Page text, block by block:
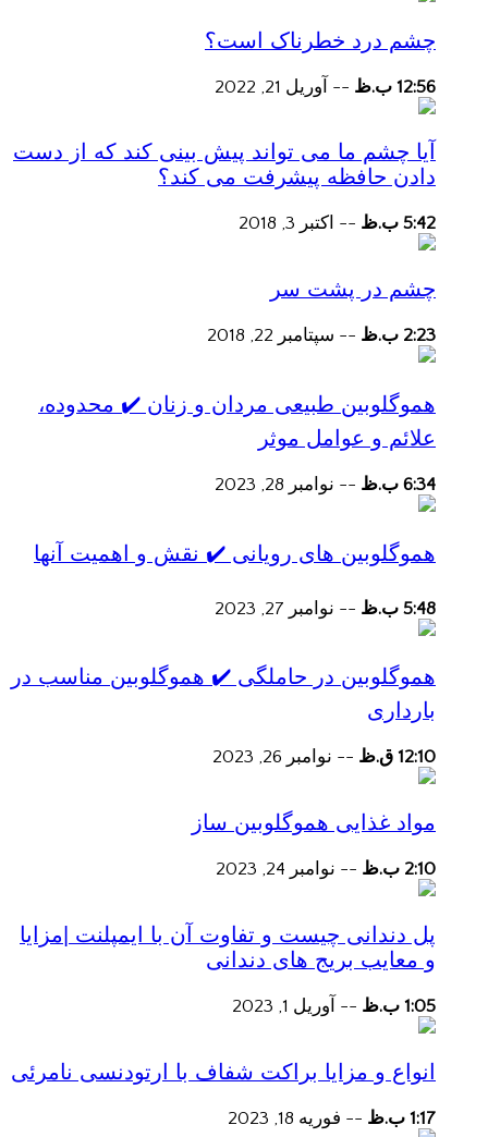
چشم درد خطرناک است؟
12:56 ب.ظ -- آوریل 21, 2022
آیا چشم ما می تواند پیش بینی کند که از دست
دادن حافظه پیشرفت می کند؟
5:42 ب.ظ -- اکتبر 3, 2018
چشم در پشت سر
2:23 ب.ظ -- سپتامبر 22, 2018
هموگلوبین طبیعی مردان و زنان ✔️ محدوده،
علائم و عوامل موثر
6:34 ب.ظ -- نوامبر 28, 2023
هموگلوبین های رویانی ✔️ نقش و اهمیت آنها
5:48 ب.ظ -- نوامبر 27, 2023
هموگلوبین در حاملگی ✔️ هموگلوبین مناسب در
بارداری
12:10 ق.ظ -- نوامبر 26, 2023
مواد غذایی هموگلوبین ساز
2:10 ب.ظ -- نوامبر 24, 2023
پل دندانی چیست و تفاوت آن با ایمپلنت |مزایا
و معایب بریج های دندانی
1:05 ب.ظ -- آوریل 1, 2023
انواع و مزایا براکت شفاف با ارتودنسی نامرئی
1:17 ب.ظ -- فوریه 18, 2023